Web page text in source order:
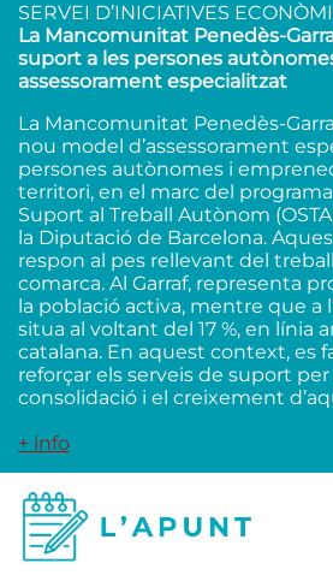
SERVEI D’INICIATIVES
La Mancomunitat Penedès-
suport a les persones
assessorament especialitzat
La Mancomunitat Penedès-
nou model d’assessorament
persones autònomes i
territori, en el marc del
Suport al Treball Autònom
la Diputació de Barcelona.
respon al pes rellevant del
comarca. Al Garraf, representa
la població activa, mentre que a
situa al voltant del 17 %, en línia
catalana. En aquest context, es
reforçar els serveis de suport
consolidació i el creixement
+ info